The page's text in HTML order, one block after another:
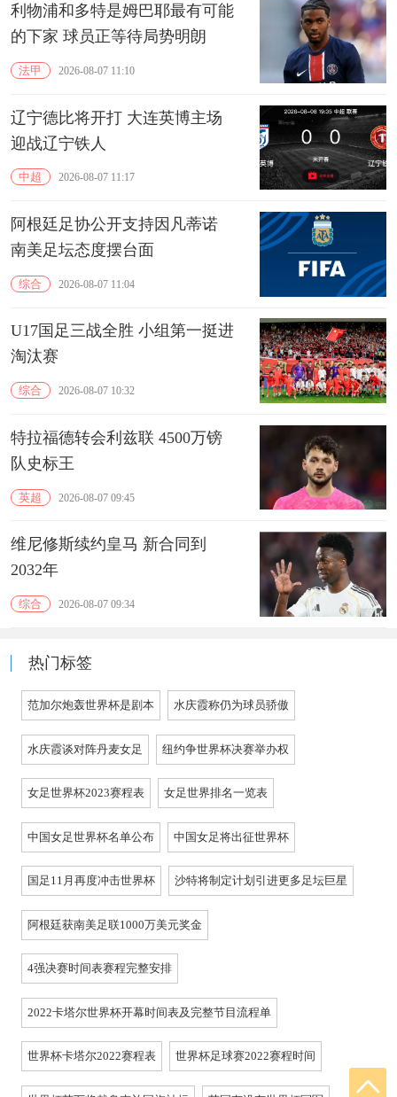
利物浦和多特是姆巴耶最有可能
的下家 球员正等待局势明朗
法甲 2026-08-07 11:10
辽宁德比将开打 大连英博主场
迎战辽宁铁人
中超 2026-08-07 11:17
阿根廷足协公开支持因凡蒂诺
南美足坛态度摆台面
综合 2026-08-07 11:04
U17国足三战全胜 小组第一挺进
淘汰赛
综合 2026-08-07 10:32
特拉福德转会利兹联 4500万镑
队史标王
英超 2026-08-07 09:45
维尼修斯续约皇马 新合同到
2032年
综合 2026-08-07 09:34
热门标签
范加尔炮轰世界杯是剧本 水庆霞称仍为球员骄傲
水庆霞谈对阵丹麦女足 纽约争世界杯决赛举办权
女足世界杯2023赛程表 女足世界排名一览表
中国女足世界杯名单公布 中国女足将出征世界杯
国足11月再度冲击世界杯 沙特将制定计划引进更多足坛巨星
阿根廷获南美足联1000万美元奖金
4强决赛时间表赛程完整安排
2022卡塔尔世界杯开幕时间表及完整节目流程单
世界杯卡塔尔2022赛程表 世界杯足球赛2022赛程时间